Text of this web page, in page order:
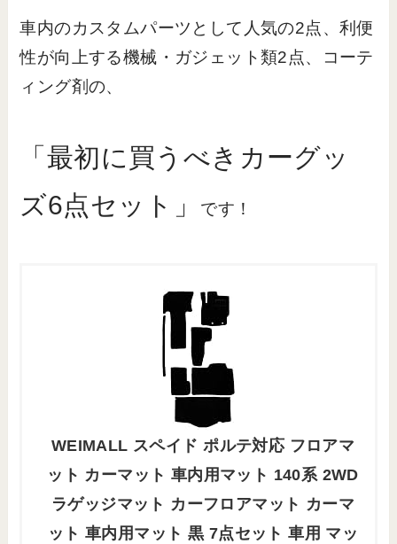
車内のカスタムパーツとして人気の2点、利便
性が向上する機械・ガジェット類2点、コーテ
ィング剤の、
「最初に買うべきカーグッ
ズ6点セット」
です！
WEIMALL スペイド ポルテ対応 フロアマ
ット カーマット 車内用マット 140系 2WD
ラゲッジマット カーフロアマット カーマ
ット 車内用マット 黒 7点セット 車用 マッ